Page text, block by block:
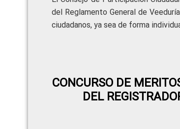
del Reglamento General de
ciudadanos, ya sea de forma
CONCURSO DE
DEL